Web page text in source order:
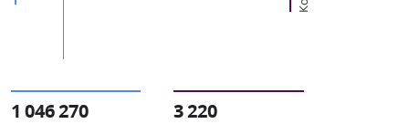
1 046 270 3 220